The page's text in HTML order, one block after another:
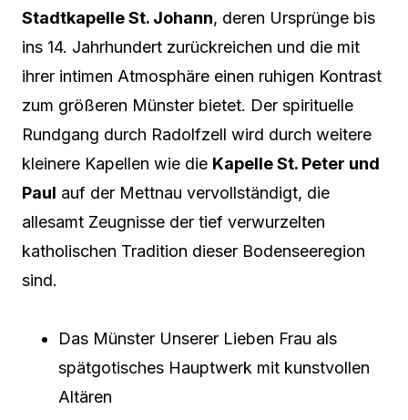
Stadtkapelle St. Johann, deren Ursprünge bis
ins 14. Jahrhundert zurückreichen und die mit
ihrer intimen Atmosphäre einen ruhigen Kontrast
zum größeren Münster bietet. Der spirituelle
Rundgang durch Radolfzell wird durch weitere
kleinere Kapellen wie die Kapelle St. Peter und
Paul auf der Mettnau vervollständigt, die
allesamt Zeugnisse der tief verwurzelten
katholischen Tradition dieser Bodenseeregion
sind.
Das Münster Unserer Lieben Frau als
spätgotisches Hauptwerk mit kunstvollen
Altären